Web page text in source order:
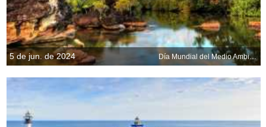
5 de jun. de 2024 Día Mundial del Medio Ambiente